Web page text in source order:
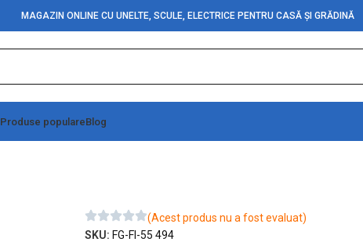
MAGAZIN ONLINE CU UNELTE, SCULE, ELECTRICE PENTRU CASĂ ȘI GRĂDINĂ
Produse populareBlog
(Acest produs nu a fost evaluat)
SKU: FG-FI-55 494